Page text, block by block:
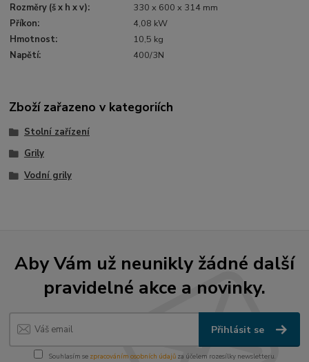
Rozměry (š x h x v):
330 x 600 x 314 mm
Příkon:
4,08 kW
Hmotnost:
10,5 kg
Napětí:
400/3N
Zboží zařazeno v kategoriích
Stolní zařízení
Grily
Vodní grily
Aby Vám už neunikly žádné další
pravidelné akce a novinky.
Přihlásit se
Souhlasím se zpracováním osobních údajůza účelem rozesílky newsletteru.